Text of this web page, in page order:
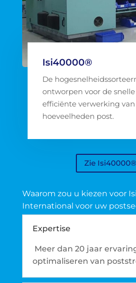
Isi40000®
De
ontworpen voor de
efficiënte verwerking
hoeveelheden post.
Zie Isi40000®
Waarom zou u kiezen voor
International voor uw
Expertise
Meer dan 20 jaar
optimaliseren van